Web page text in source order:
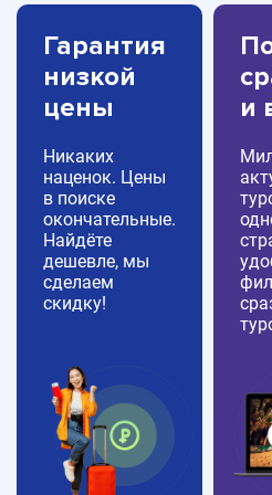
Гарантия
низкой
цены
Никаких
наценок. Цены
в поиске
окончательные.
Найдёте
дешевле, мы
сделаем
скидку!
и